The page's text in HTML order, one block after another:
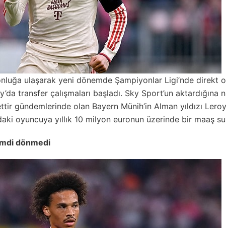
ulaşarak yeni dönemde Şampiyonlar Ligi’nde direkt
transfer çalışmaları başladı. Sky Sport’un aktardığına
gündemlerinde olan Bayern Münih’in Alman yıldızı
oyuncuya yıllık 10 milyon euronun üzerinde bir maaş
dönmedi